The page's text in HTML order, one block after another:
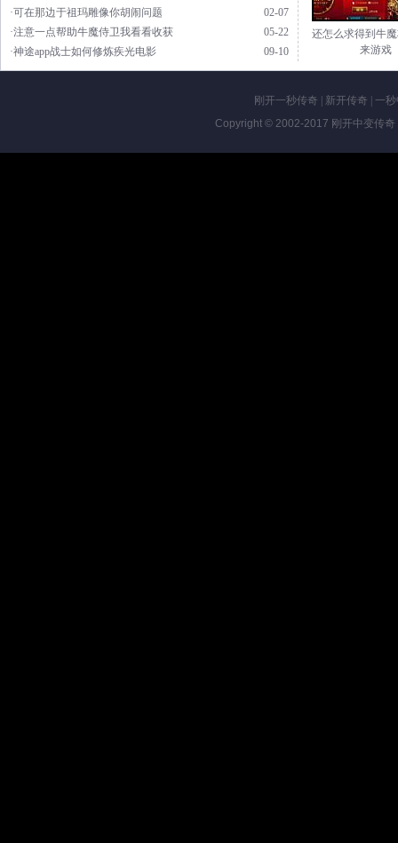
02-07
·可在那边于祖玛雕像你胡闹问题
05-22
·注意一点帮助牛魔侍卫我看看收获
09-10
·神途app战士如何修炼疾光电影
还怎么求得到牛
来游戏
刚开一秒传奇 新开传奇
一
Copyright © 2002-2017 刚开中变传奇